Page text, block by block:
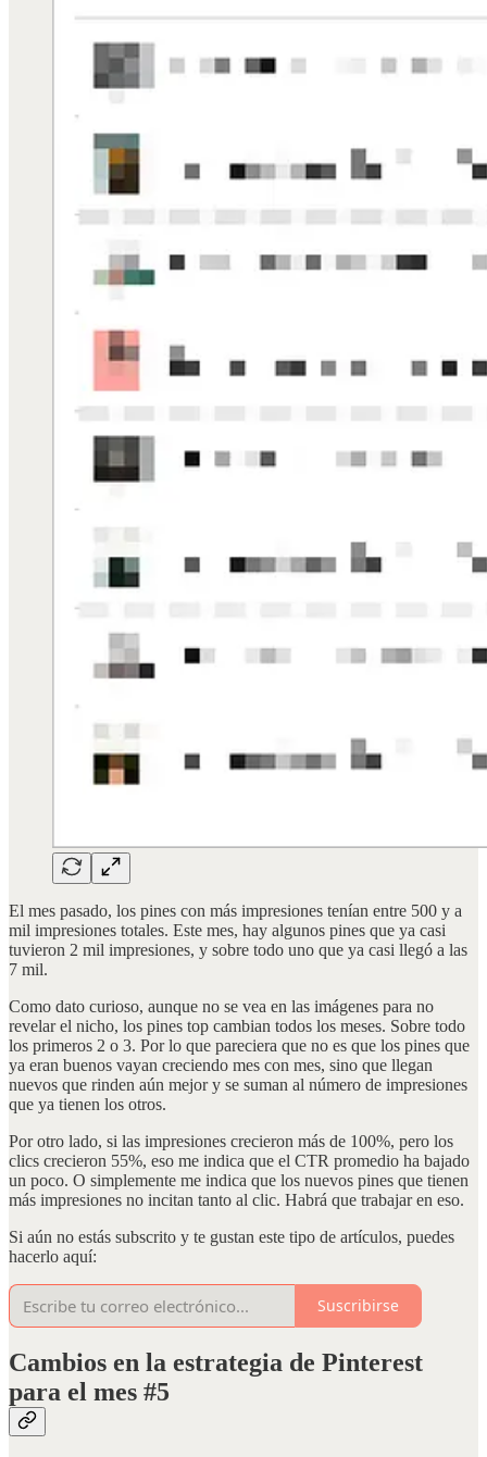
El mes pasado, los pines con más impresiones tenían entre 500 y a
mil impresiones totales. Este mes, hay algunos pines que ya casi
tuvieron 2 mil impresiones, y sobre todo uno que ya casi llegó a las
7 mil.
Como dato curioso, aunque no se vea en las imágenes para no
revelar el nicho, los pines top cambian todos los meses. Sobre todo
los primeros 2 o 3. Por lo que pareciera que no es que los pines que
ya eran buenos vayan creciendo mes con mes, sino que llegan
nuevos que rinden aún mejor y se suman al número de impresiones
que ya tienen los otros.
Por otro lado, si las impresiones crecieron más de 100%, pero los
clics crecieron 55%, eso me indica que el CTR promedio ha bajado
un poco. O simplemente me indica que los nuevos pines que tienen
más impresiones no incitan tanto al clic. Habrá que trabajar en eso.
Si aún no estás subscrito y te gustan este tipo de artículos, puedes
hacerlo aquí:
Suscribirse
Cambios en la estrategia de Pinterest
para el mes #5